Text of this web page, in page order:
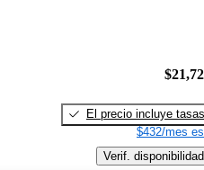
El precio incluye tasas
$432/mes
Verif. disponibilidad